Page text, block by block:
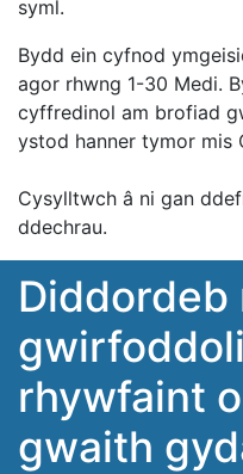
syml.
Bydd ein cyfnod
agor rhwng 1-30 Medi.
cyffredinol am brofiad
ystod hanner tymor mis
Cysylltwch â ni gan
ddechrau.
Diddordeb
rhywfaint
gwaith